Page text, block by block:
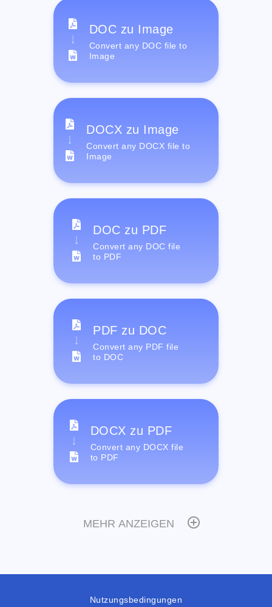
DOC zu Image
Convert any DOC file to
Image
DOCX zu Image
Convert any DOCX file to
Image
DOC zu PDF
Convert any DOC file
to PDF
PDF zu DOC
Convert any PDF file
to DOC
DOCX zu PDF
Convert any DOCX file
to PDF
MEHR ANZEIGEN
Nutzungsbedingungen